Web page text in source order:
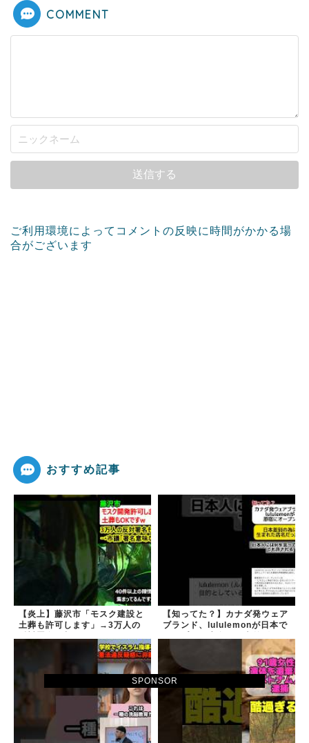
SPONSOR
COMMENT
ご利用環境によってコメントの反映に時間がかかる場
合がございます
おすすめ記事
【炎上】藤沢市「モスク建設と
土葬も許可します」→3万人の
【知ってた？】カナダ発ウェア
ブランド、lululemonが日本で